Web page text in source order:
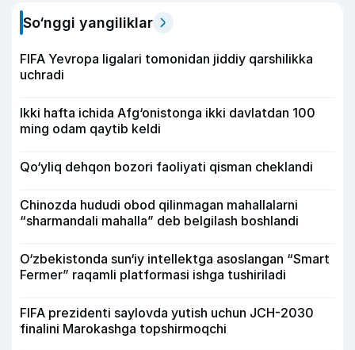
So‘nggi yangiliklar
FIFA Yevropa ligalari tomonidan jiddiy qarshilikka
uchradi
Ikki hafta ichida Afg‘onistonga ikki davlatdan 100
ming odam qaytib keldi
Qo‘yliq dehqon bozori faoliyati qisman cheklandi
Chinozda hududi obod qilinmagan mahallalarni
“sharmandali mahalla” deb belgilash boshlandi
O‘zbekistonda sun‘iy intellektga asoslangan “Smart
Fermer” raqamli platformasi ishga tushiriladi
FIFA prezidenti saylovda yutish uchun JCH-2030
finalini Marokashga topshirmoqchi